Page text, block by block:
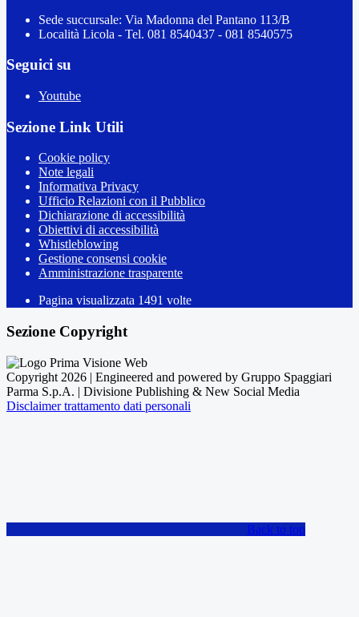
Sede succursale: Via Madonna del Pantano 113/B
Località Licola - Tel. 081 8540437 - 081 8540575
Seguici su
Youtube
Sezione Link Utili
Cookie policy
Note legali
Informativa Privacy
Ufficio Relazioni con il Pubblico
Dichiarazione di accessibilità
Obiettivi di accessibilità
Whistleblowing
Gestione consensi cookie
Amministrazione trasparente
Pagina visualizzata 1491 volte
Sezione Copyright
Copyright 2026 | Engineered and powered by Gruppo Spaggiari
Parma S.p.A. | Divisione Publishing & New Social Media
Disclaimer trattamento dati personali
Back to top